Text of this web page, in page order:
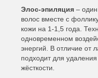
Элос-эпиляция –
волос вместе с
кожи на 1-1,5 года.
одновременном
энергий. В отличие от
подходит для
жёсткости.